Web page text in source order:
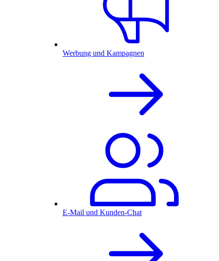
Werbung und Kampagnen
E-Mail und Kunden-Chat